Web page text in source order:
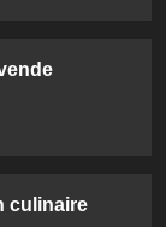
culinaire